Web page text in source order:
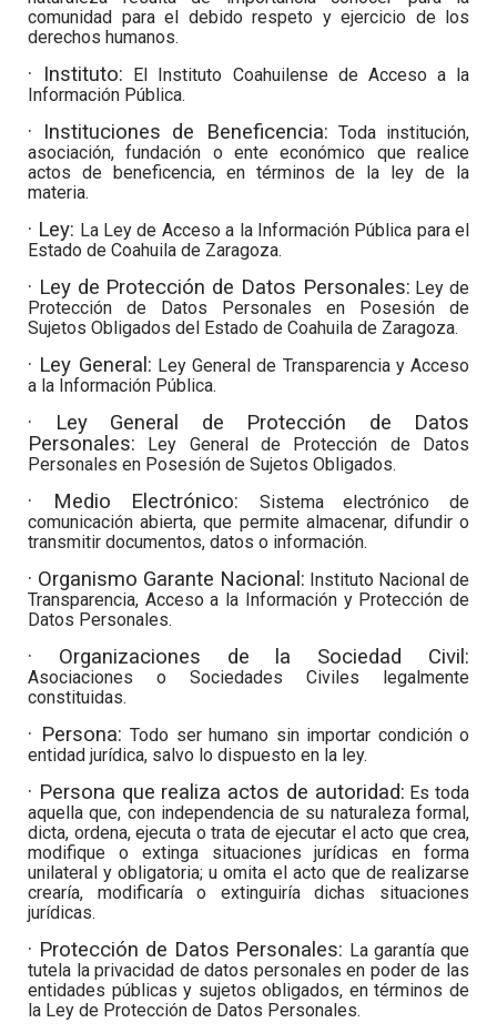
comunidad para el debido respeto y ejercicio de los
derechos humanos.
· Instituto: El Instituto Coahuilense de Acceso a la
Información Pública.
· Instituciones de Beneficencia: Toda institución,
asociación, fundación o ente económico que realice
actos de beneficencia, en términos de la ley de la
materia.
· Ley: La Ley de Acceso a la Información Pública para el
Estado de Coahuila de Zaragoza.
· Ley de Protección de Datos Personales: Ley de
Protección de Datos Personales en Posesión de
Sujetos Obligados del Estado de Coahuila de Zaragoza.
· Ley General: Ley General de Transparencia y Acceso
a la Información Pública.
· Ley General de Protección de Datos
Personales: Ley General de Protección de Datos
Personales en Posesión de Sujetos Obligados.
· Medio Electrónico: Sistema electrónico de
comunicación abierta, que permite almacenar, difundir o
transmitir documentos, datos o información.
· Organismo Garante Nacional: Instituto Nacional de
Transparencia, Acceso a la Información y Protección de
Datos Personales.
· Organizaciones de la Sociedad Civil :
Asociaciones o Sociedades Civiles legalmente
constituidas.
· Persona: Todo ser humano sin importar condición o
entidad jurídica, salvo lo dispuesto en la ley.
· Persona que realiza actos de autoridad: Es toda
aquella que, con independencia de su naturaleza formal,
dicta, ordena, ejecuta o trata de ejecutar el acto que crea,
modifique o extinga situaciones jurídicas en forma
unilateral y obligatoria; u omita el acto que de realizarse
crearía, modificaría o extinguiría dichas situaciones
jurídicas.
· Protección de Datos Personales: La garantía que
tutela la privacidad de datos personales en poder de las
entidades públicas y sujetos obligados, en términos de
la Ley de Protección de Datos Personales.